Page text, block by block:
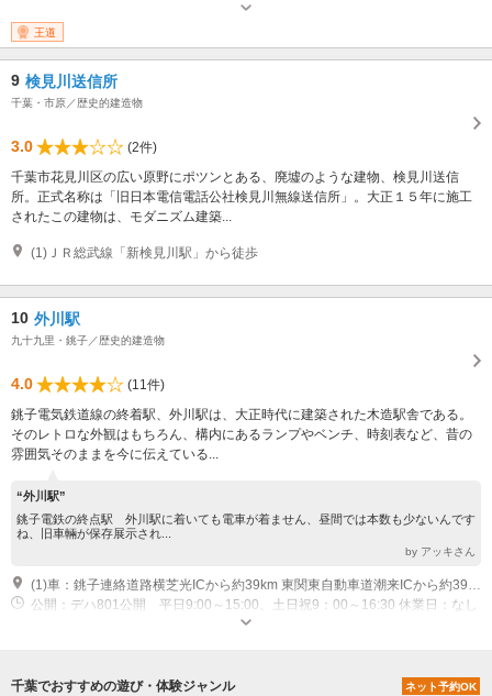
王道
9 検見川送信所
千葉・市原／歴史的建造物
3.0
(2件)
千葉市花見川区の広い原野にポツンとある、廃墟のような建物、検見川送信
所。正式名称は「旧日本電信電話公社検見川無線送信所」。大正１５年に施工
されたこの建物は、モダニズム建築...
(1)ＪＲ総武線「新検見川駅」から徒歩
10 外川駅
九十九里・銚子／歴史的建造物
4.0
(11件)
銚子電気鉄道線の終着駅、外川駅は、大正時代に建築された木造駅舎である。
そのレトロな外観はもちろん、構内にあるランプやベンチ、時刻表など、昔の
雰囲気そのままを今に伝えている...
“外川駅”
銚子電鉄の終点駅 外川駅に着いても電車が着ません、昼間では本数も少ないんです
ね、旧車輛が保存展示され...
by アッキさん
(1)車：銚子連絡道路横芝光ICから約39km 東関東自動車道潮来ICから約39km 東総有料道路大角ICから約38.4km
公開：デハ801公開 平日9:00～15:00、土日祝9：00～16:30 休業日：なし
千葉でおすすめの遊び・体験ジャンル ネット予約OK